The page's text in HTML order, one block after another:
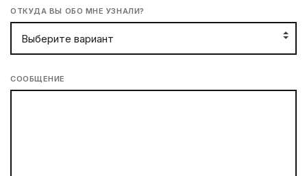
ОТКУДА ВЫ ОБО МНЕ УЗНАЛИ?
СООБЩЕНИЕ